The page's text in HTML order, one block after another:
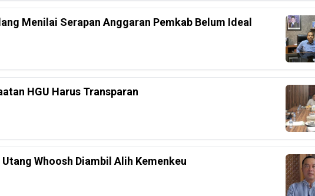
Menilai Serapan Anggaran Pemkab Belum Ideal
HGU Harus Transparan
Whoosh Diambil Alih Kemenkeu